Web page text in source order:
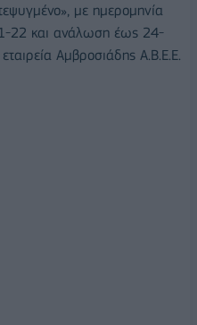
με ημερομηνία
22 και ανάλωση έως 24-
Αμβροσιάδης Α.Β.Ε.Ε.